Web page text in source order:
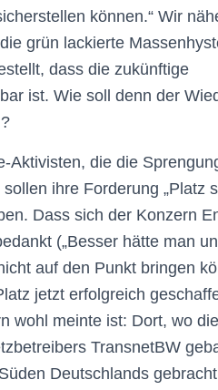
können.“ Wir
grün lackierte
dass die zukünftige
ist. Wie soll denn der
Aktivisten, die die
ihre Forderung „Platz
Dass sich der Konzern
(„Besser hätte man
auf den Punkt bringen
jetzt erfolgreich
wohl meinte ist: Dort, wo
TransnetBW
Deutschlands